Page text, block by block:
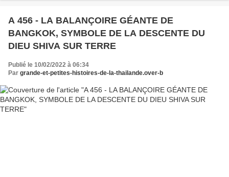
A 456 - LA BALANÇOIRE GÉANTE DE
BANGKOK, SYMBOLE DE LA DESCENTE DU
DIEU SHIVA SUR TERRE
Publié le 10/02/2022 à 06:34
Par grande-et-petites-histoires-de-la-thailande.over-b